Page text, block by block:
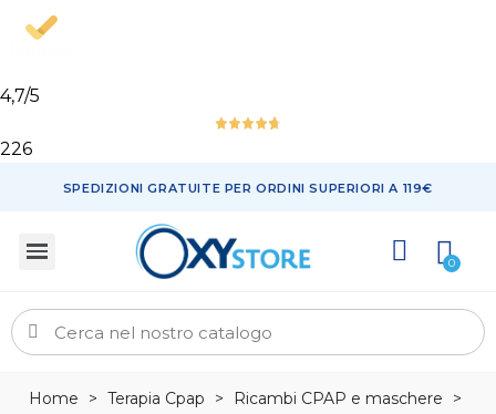
4,7/5
226
SPEDIZIONI GRATUITE PER ORDINI SUPERIORI A 119€
Home > Terapia Cpap > Ricambi CPAP e maschere
>